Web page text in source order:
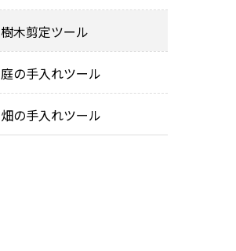
樹木剪定ツール
庭の手入れツール
畑の手入れツール